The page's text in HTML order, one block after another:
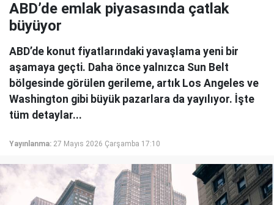
ABD’de emlak piyasasında çatlak
büyüyor
ABD’de konut fiyatlarındaki yavaşlama yeni bir
aşamaya geçti. Daha önce yalnızca Sun Belt
bölgesinde görülen gerileme, artık Los Angeles ve
Washington gibi büyük pazarlara da yayılıyor. İşte
tüm detaylar...
Yayınlanma: 27 Mayıs 2026 Çarşamba 17:10